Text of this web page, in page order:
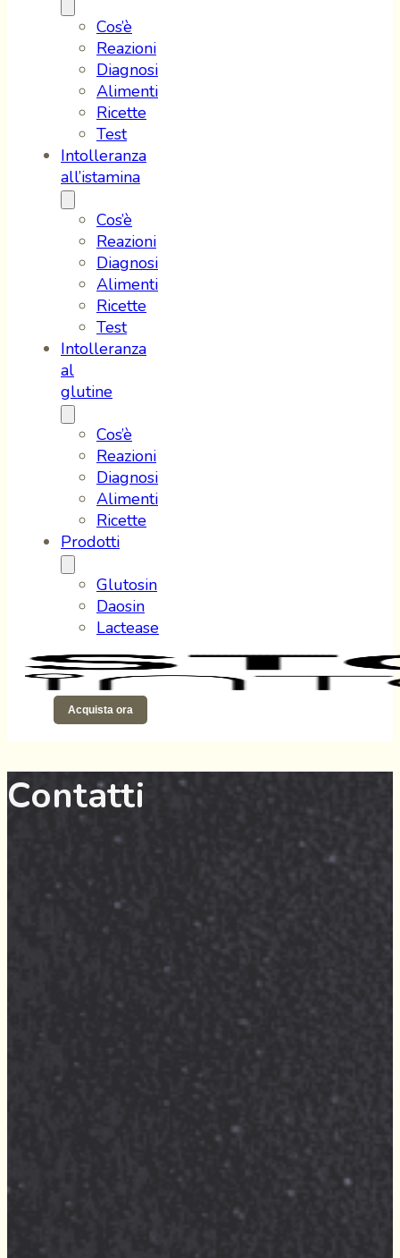
Cos’è
Reazioni
Diagnosi
Alimenti
Ricette
Test
Intolleranza
all’istamina
Cos’è
Reazioni
Diagnosi
Alimenti
Ricette
Test
Intolleranza
al
glutine
Cos’è
Reazioni
Diagnosi
Alimenti
Ricette
Prodotti
Glutosin
Daosin
Lactease
Acquista ora
Contatti